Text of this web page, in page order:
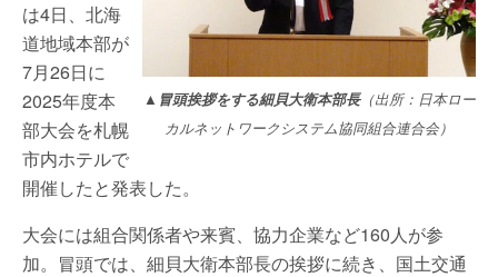
▲冒頭挨拶をする細貝大衛本部長（出所：日本ロー
カルネットワークシステム協同組合連合会）
は4日、北海
道地域本部が
7月26日に
2025年度本
部大会を札幌
市内ホテルで
開催したと発表した。
大会には組合関係者や来賓、協力企業など160人が参
加。冒頭では、細貝大衛本部長の挨拶に続き、国土交通